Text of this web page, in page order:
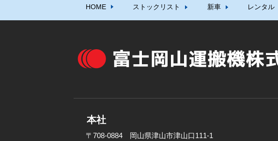
HOME ストックリスト 新車 レンタル
本社
〒708-0884 岡山県津山市津山口111-1